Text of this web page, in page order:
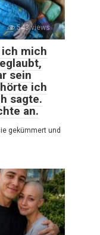
543 views
ich mich
sein
ich
sagte.
an.
gekümmert und